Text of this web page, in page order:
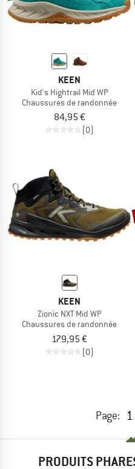
KEEN
Kid's Hightrail Mid WP
Chaussures de randonnée
84,95 €
(0)
KEEN
Zionic NXT Mid WP
Chaussures de randonnée
179,95 €
(0)
Page: 1
PRODUITS